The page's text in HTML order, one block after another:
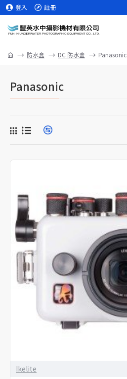
登入 註冊
防水盒 DC 防水盒 Panasonic
Panasonic
Ikelite